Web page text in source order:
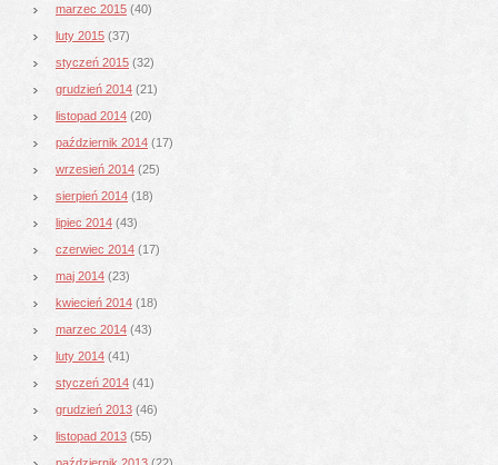
marzec 2015 (40)
luty 2015 (37)
styczeń 2015 (32)
grudzień 2014 (21)
listopad 2014 (20)
październik 2014 (17)
wrzesień 2014 (25)
sierpień 2014 (18)
lipiec 2014 (43)
czerwiec 2014 (17)
maj 2014 (23)
kwiecień 2014 (18)
marzec 2014 (43)
luty 2014 (41)
styczeń 2014 (41)
grudzień 2013 (46)
listopad 2013 (55)